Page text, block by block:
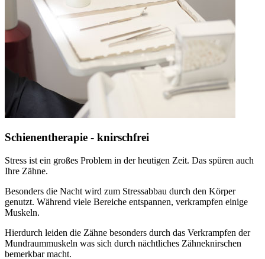
Schienentherapie - knirschfrei
Stress ist ein großes Problem in der heutigen Zeit. Das spüren auch
Ihre Zähne.
Besonders die Nacht wird zum Stressabbau durch den Körper
genutzt. Während viele Bereiche entspannen, verkrampfen einige
Muskeln.
Hierdurch leiden die Zähne besonders durch das Verkrampfen der
Mundraummuskeln was sich durch nächtliches Zähneknirschen
bemerkbar macht.